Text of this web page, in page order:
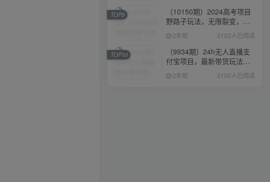
（10150期）2024高考项目
野路子玩法，无限裂变，最
高一天1W＋！
2年前 2102人已阅读
TOP9
（9934期）24h无人直播支
付宝项目，最新带货玩法，
纯躺赚实测日入500+
2年前 2100人已阅读
TOP10